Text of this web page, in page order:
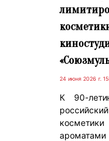
24 июня 2026 г.
К 90-